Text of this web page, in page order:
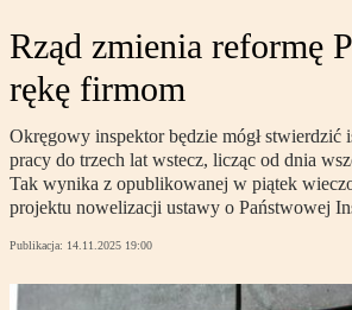
Rząd zmienia reformę
rękę firmom
Okręgowy inspektor będzie mógł stwierdzić
pracy do trzech lat wstecz, licząc od dnia
Tak wynika z opublikowanej w piątek
projektu nowelizacji ustawy o Państwowej
Publikacja: 14.11.2025 19:00